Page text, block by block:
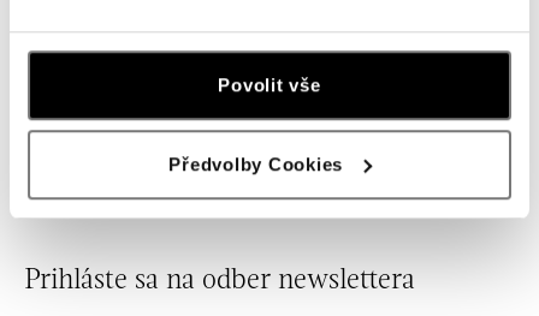
Povolit vše
Předvolby Cookies
Text za katalogem
Prihláste sa na odber newslettera